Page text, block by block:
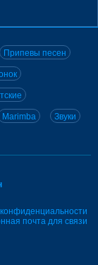
Припевы песен
Marimba Звуки
почта для связи